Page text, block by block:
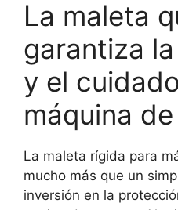
La maleta
garantiza
y el
máquina
La maleta rígida para
mucho más que un
inversión en la